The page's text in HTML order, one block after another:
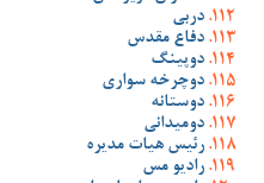
دربی
دفاع مقدس
دوپینگ
دوچرخه سواری
دوستانه
دومیدانی
رئیس هیات مدیره
رادیو مس